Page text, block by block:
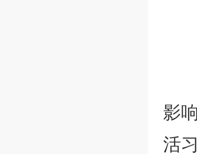
影
活